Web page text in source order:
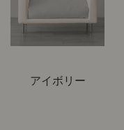
アイボリー